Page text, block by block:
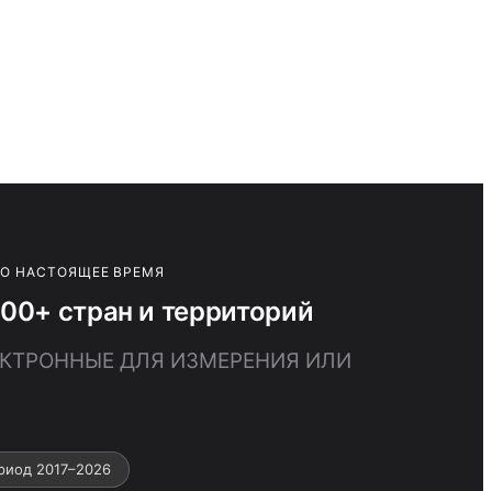
НАСТОЯЩЕЕ ВРЕМЯ
стран и территорий
ДЛЯ ИЗМЕРЕНИЯ ИЛИ
2017–2026